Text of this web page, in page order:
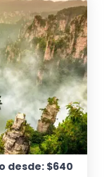
desde: $640